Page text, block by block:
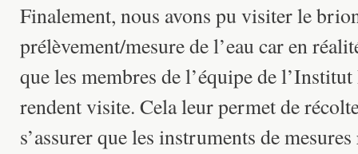
Finalement, nous avons pu visiter le
prélèvement/mesure de l’eau car en
que les membres de l’équipe de
rendent visite. Cela leur permet de
s’assurer que les instruments de